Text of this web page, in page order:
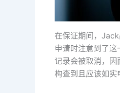
在保证期间，
申请时注意到了
记录会被取消，
构查到且应该如实